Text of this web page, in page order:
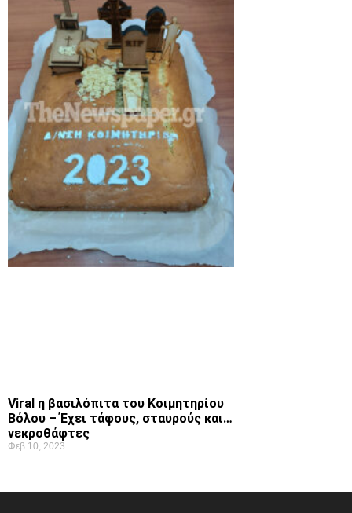
Viral η βασιλόπιτα του Κοιμητηρίου
Βόλου – Έχει τάφους, σταυρούς και…
νεκροθάφτες
Φεβ 10, 2023